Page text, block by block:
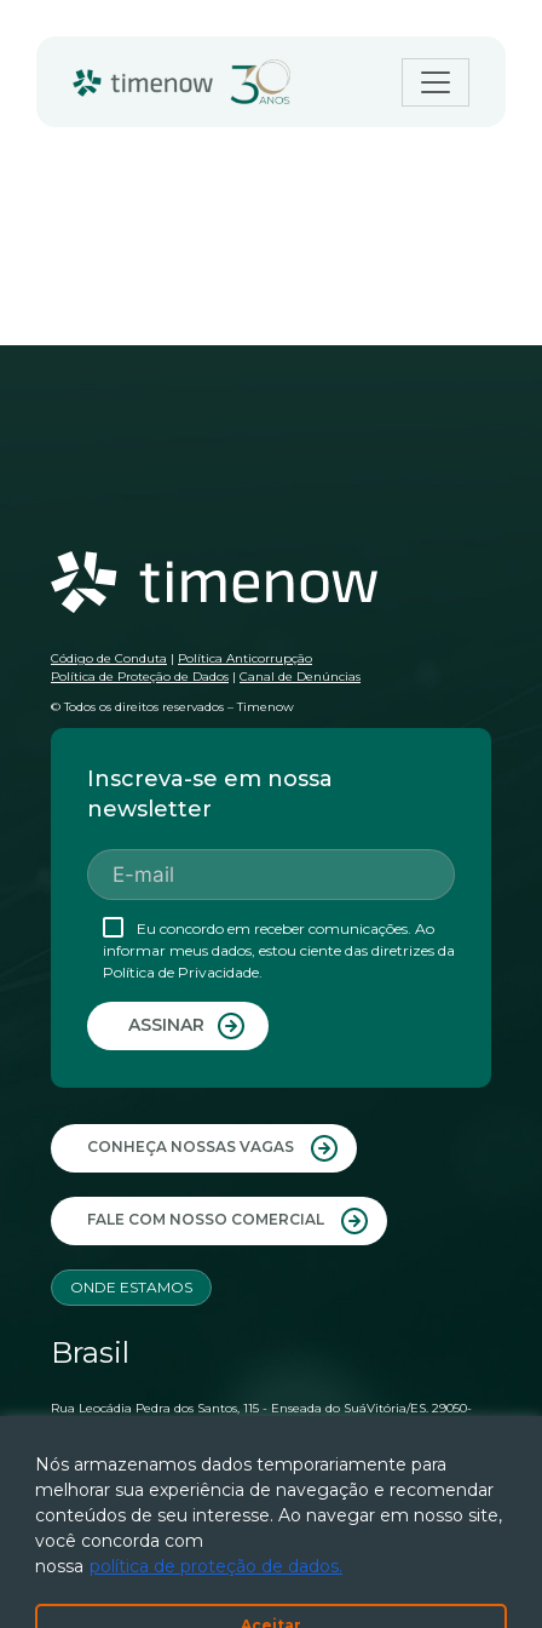
Nós armazenamos dados temporariamente para
melhorar sua experiência de navegação e recomendar
conteúdos de seu interesse. Ao navegar em nosso site,
você concorda com
nossa política de proteção de dados.
Aceitar
Código de Conduta | Política Anticorrupção
Política de Proteção de Dados | Canal de Denúncias
© Todos os direitos reservados – Timenow
Inscreva-se em nossa
newsletter
Eu concordo em receber comunicações. Ao
informar meus dados, estou ciente das diretrizes da
Política de Privacidade.
ASSINAR
CONHEÇA NOSSAS VAGAS
FALE COM NOSSO COMERCIAL
ONDE ESTAMOS
Brasil
Rua Leocádia Pedra dos Santos, 115 - Enseada do SuáVitória/ES. 29050-
Estados Unidos
1155 Perimeter Center West Suite 1100 Atlanta, GA. 30338 +1 404 736-5086